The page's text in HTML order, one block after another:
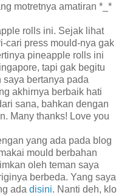
motretnya amatiran *_*
rolls ini. Sejak lihat
cari press mould-nya gak
pineapple rolls ini
tapi gak begitu
bertanya pada
akhirnya berbaik hati
sana, bahkan dengan
Many thanks! Love you
yang ada pada blog
mould berbahan
oleh teman saya
berbeda. Yang saya
ada disini. Nanti deh, klo